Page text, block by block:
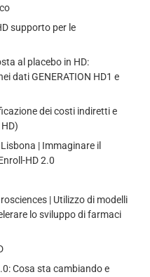
supporto per le
al placebo in HD:
dati GENERATION HD1 e
dei costi indiretti e
| Immaginare il
HD 2.0
| Utilizzo di modelli
lo sviluppo di farmaci
Cosa sta cambiando e